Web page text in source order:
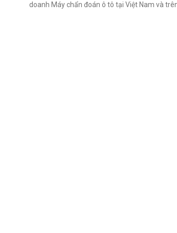
doanh Máy chẩn đoán ô tô tại Việt Nam và